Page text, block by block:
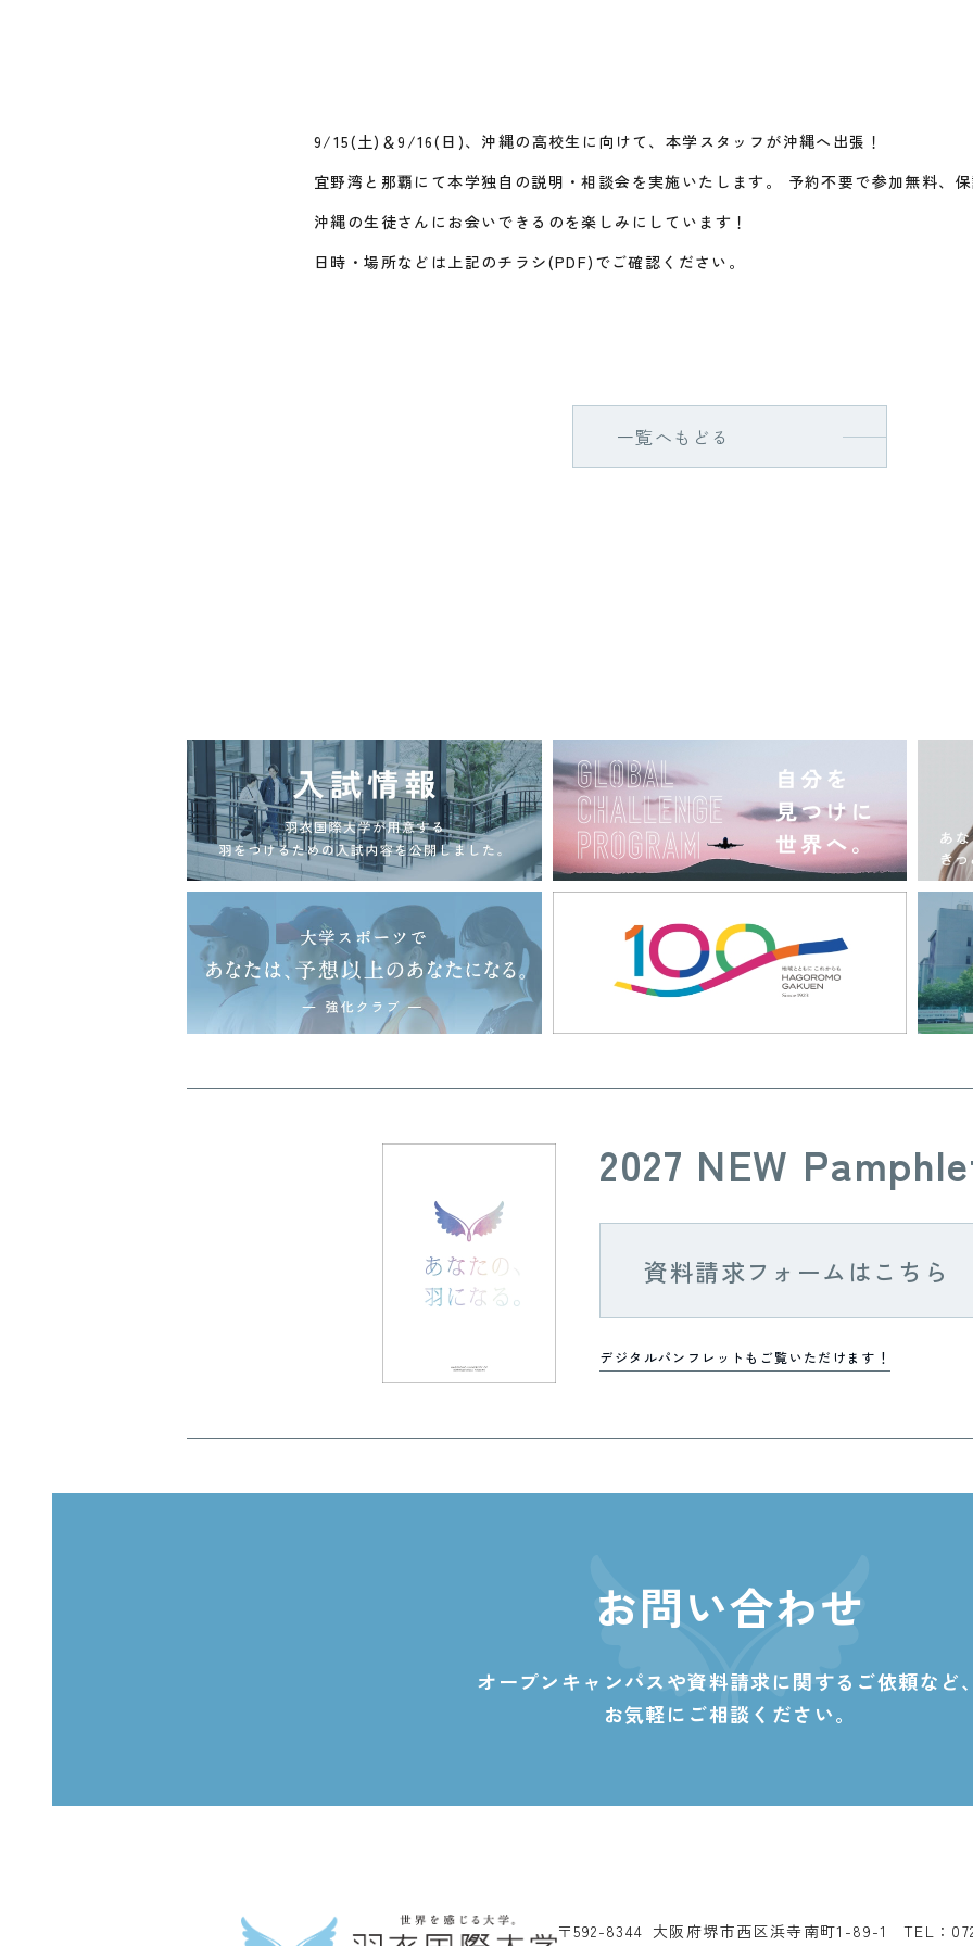
9/15(土)＆9/16(日)、沖縄の高校生に向けて、本学スタッフが沖縄へ出張！
宜野湾と那覇にて本学独自の説明・相談会を実施いたします。 予約不要で参加無料、
沖縄の生徒さんにお会いできるのを楽しみにしています！
日時・場所などは上記のチラシ(PDF)でご確認ください。
一覧へもどる
2027 NEW
資料請求フォームはこちら
デジタルパンフレットもご覧いただけます！
お問い合わせ
オープンキャンパスや資料請求に関する ご依頼など
お気軽にご相談ください。
〒592-8344 大阪府堺市西区浜寺南町1-89-1
TEL：